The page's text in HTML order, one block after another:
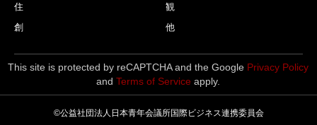
住
観
創
他
This site is protected by reCAPTCHA and the Google Privacy Policy
andTerms of Service apply.
©公益社団法人日本青年会議所国際ビジネス連携委員会